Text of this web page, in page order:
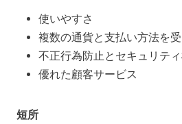
使いやすさ
複数の通貨と支払い方法を
不正行為防止とセキュリテ
優れた顧客サービス
短所